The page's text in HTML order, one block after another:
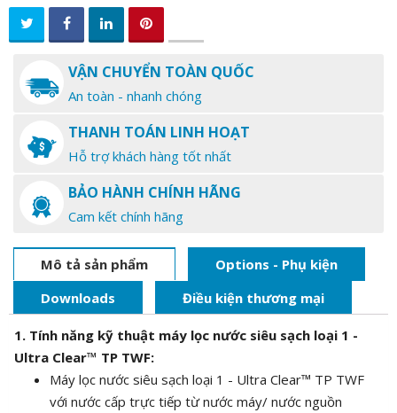
VẬN CHUYỂN TOÀN QUỐC
An toàn - nhanh chóng
THANH TOÁN LINH HOẠT
Hỗ trợ khách hàng tốt nhất
BẢO HÀNH CHÍNH HÃNG
Cam kết chính hãng
Mô tả sản phẩm
Options - Phụ kiện
Downloads
Điều kiện thương mại
1. Tính năng kỹ thuật máy lọc nước siêu sạch loại 1 -
Ultra Clear™ TP TWF:
Máy lọc nước siêu sạch loại 1 - Ultra Clear™ TP TWF
với nước cấp trực tiếp từ nước máy/ nước nguồn